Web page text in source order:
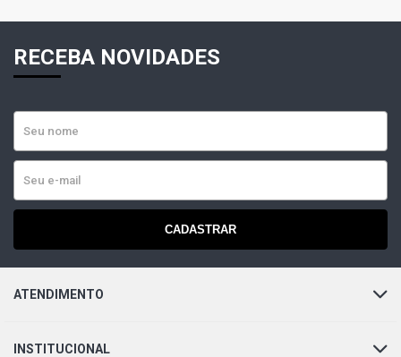
RECEBA NOVIDADES
CADASTRAR
ATENDIMENTO
INSTITUCIONAL